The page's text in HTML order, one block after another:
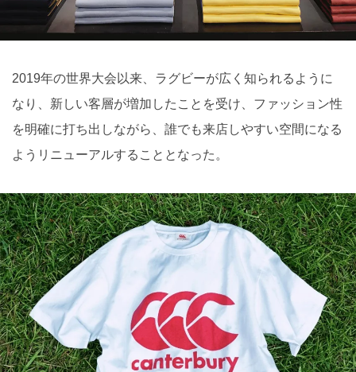
2019年の世界大会以来、ラグビーが広く知られるように
なり、新しい客層が増加したことを受け、ファッション性
を明確に打ち出しながら、誰でも来店しやすい空間になる
ようリニューアルすることとなった。